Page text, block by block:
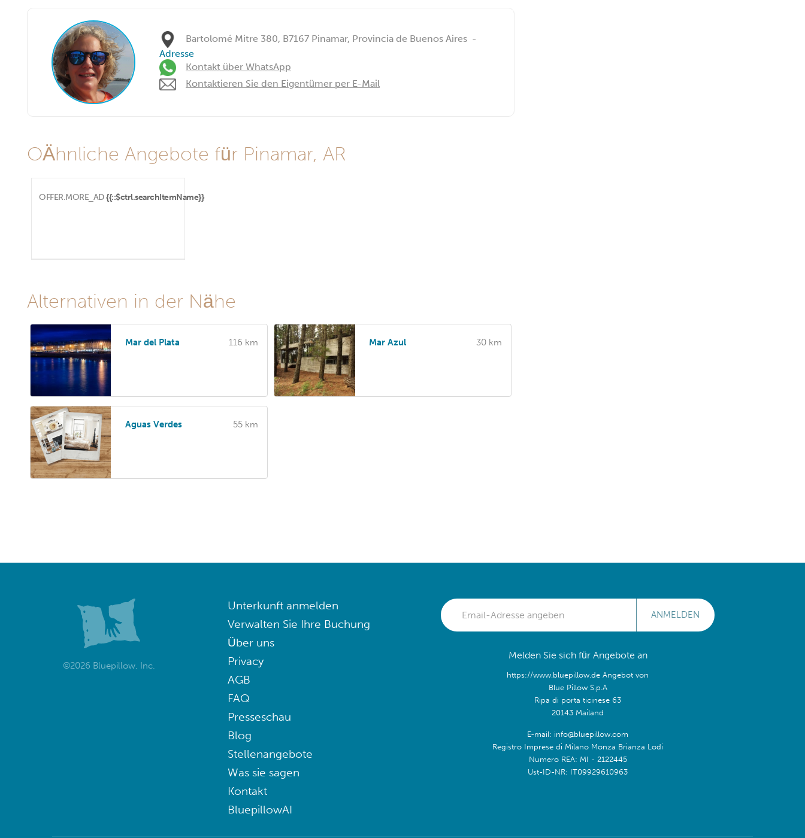
Bartolomé Mitre 380, B7167 Pinamar, Provincia de Buenos Aires -
Adresse
Kontakt über WhatsApp
Kontaktieren Sie den Eigentümer per E-Mail
OÄhnliche Angebote für Pinamar, AR
OFFER.MORE_AD {{::$ctrl.searchItemName}}
Alternativen in der Nähe
Mar del Plata 116 km Mar Azul 30 km
Aguas Verdes 55 km
©2026 Bluepillow, Inc.
Unterkunft anmelden
Verwalten Sie Ihre Buchung
Über uns
Privacy
AGB
FAQ
Presseschau
Blog
Stellenangebote
Was sie sagen
Kontakt
BluepillowAI
ANMELDEN
Melden Sie sich für Angebote an
https://www.bluepillow.de Angebot von
Blue Pillow S.p.A
Ripa di porta ticinese 63
20143 Mailand
E-mail: info@bluepillow.com
Registro Imprese di Milano Monza Brianza Lodi
Numero REA: MI - 2122445
Ust-ID-NR: IT09929610963